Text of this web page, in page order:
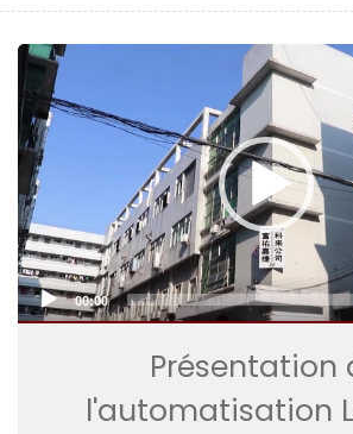
Video
Player
00:00
Présentation
l'automatisation